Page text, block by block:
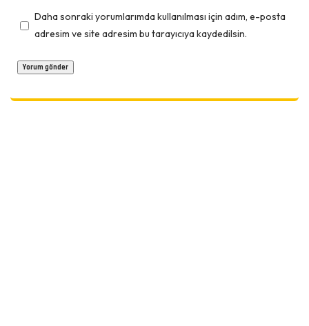
Daha sonraki yorumlarımda kullanılması için adım, e-posta
adresim ve site adresim bu tarayıcıya kaydedilsin.